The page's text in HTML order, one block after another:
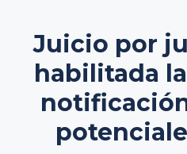
Juicio por
habilitada